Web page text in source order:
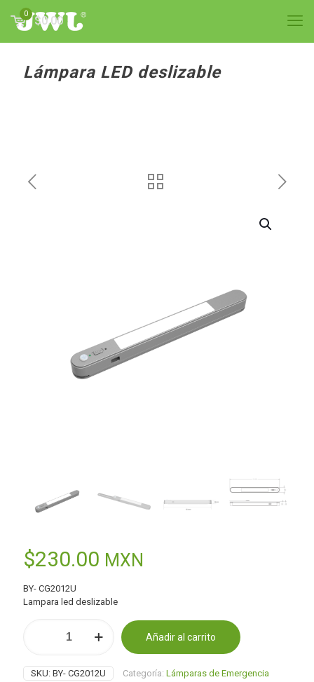
0
$0.00
Lámpara LED deslizable
$230.00 MXN
BY- CG2012U
Lampara led deslizable
cantidad
Añadir al carrito
Alternative:
SKU: BY- CG2012U Categoría: Lámparas de Emergencia